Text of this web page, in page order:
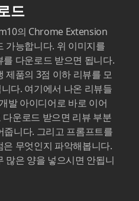
드
의 Chrome Extension
가능합니다. 위 이미지를
다운로드 받으면 됩니다.
제품의 3점 이하 리뷰를 모
다. 여기에서 나온 리뷰들
발 아이디어로 바로 이어
운로드 받으면 리뷰 부분
줍니다. 그리고 프롬프트를
무엇인지 파악해봅니다.
많은 양을 넣으시면 안됩니